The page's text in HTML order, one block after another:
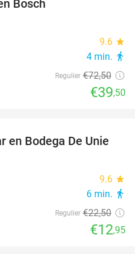
Bosch
9.6 star
4 min. directions_walk
Regulier €72,50
€39,50
42%
en Bodega De Unie
9.6 star
6 min. directions_walk
Regulier €22,50
€12,95